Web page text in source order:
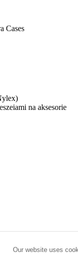
Cases
na aksesorie
Our website uses